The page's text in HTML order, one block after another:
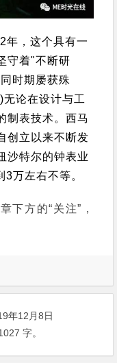
年，这个具有一
守着"不断研
时期屡获殊
论在设计与工
制表技术。西马
创立以来不断发
沙特尔的钟表业
3万左右不等。
下方的“关注”，
年12月8日
字。